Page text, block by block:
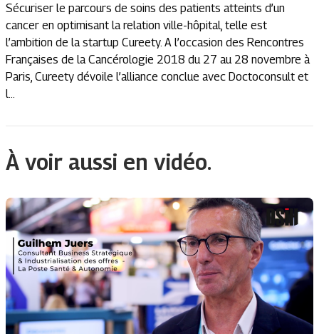
Sécuriser le parcours de soins des patients atteints d’un
cancer en optimisant la relation ville-hôpital, telle est
l’ambition de la startup Cureety. A l’occasion des Rencontres
Françaises de la Cancérologie 2018 du 27 au 28 novembre à
Paris, Cureety dévoile l’alliance conclue avec Doctoconsult et
l...
À voir aussi en vidéo.